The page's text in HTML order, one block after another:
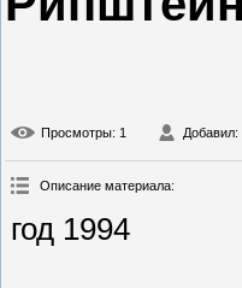
Просмотры: 1 Добавил:
Описание материала:
год 1994